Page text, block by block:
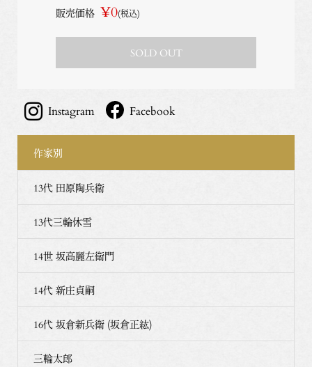
販売価格 ¥0(税込)
SOLD OUT
Instagram Facebook
作家別
13代 田原陶兵衛
13代三輪休雪
14世 坂高麗左衛門
14代 新庄貞嗣
16代 坂倉新兵衛 (坂倉正紘)
三輪太郎